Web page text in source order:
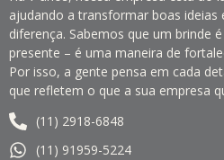
ajudando a transformar boas ideias
diferença. Sabemos que um brinde
presente – é uma maneira de
Por isso, a gente pensa em cada
que refletem o que a sua empresa
(11) 2918-6848
(11) 91959-5224